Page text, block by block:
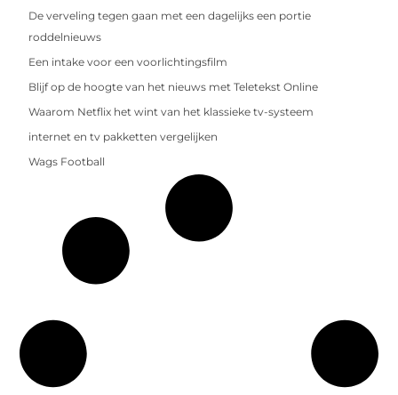
De verveling tegen gaan met een dagelijks een portie
roddelnieuws
Een intake voor een voorlichtingsfilm
Blijf op de hoogte van het nieuws met Teletekst Online
Waarom Netflix het wint van het klassieke tv-systeem
internet en tv pakketten vergelijken
Wags Football